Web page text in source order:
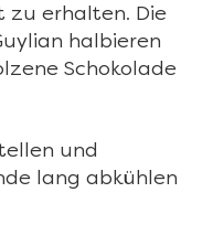
zu erhalten. Die
halbieren
Schokolade
und
lang abkühlen